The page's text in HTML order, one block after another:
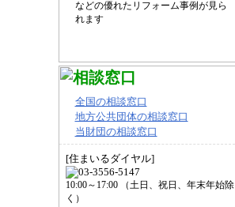
などの優れたリフォーム事例が見ら
れます
全国の相談窓口
地方公共団体の相談窓口
当財団の相談窓口
[住まいるダイヤル]
10:00～17:00 （土日、祝日、年末年始除
く）